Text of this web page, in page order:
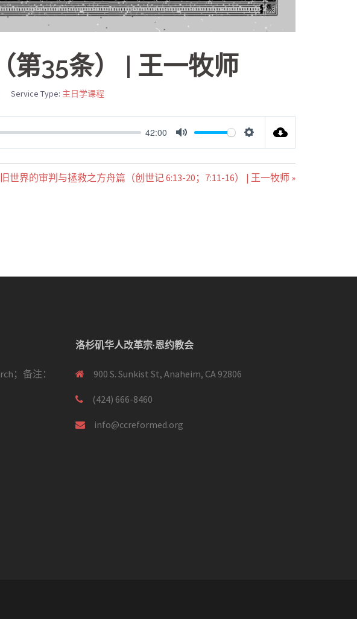
第35条） | 王一牧师
Service Type: 主日学课程
42:00
MUTE SETTINGS
世界的审判与拯救之方舟篇（创世记 6:13-20；7:11-16） | 王一牧师 »
；备注：
洛杉矶华人改革宗·恩约教会
900 S. Sunkist St, Anaheim, CA 92806
(424) 666-8460
info@ccreformed.org